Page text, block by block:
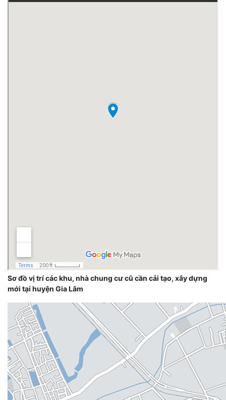
Sơ đồ vị trí các khu, nhà chung cư cũ cần cải tạo, xây dựng
mới tại huyện Gia Lâm